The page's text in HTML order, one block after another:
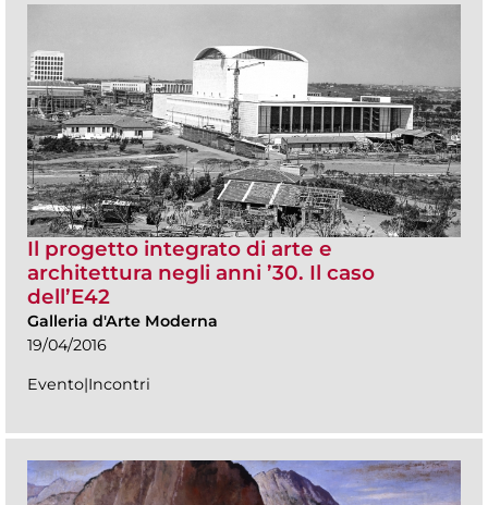
Il progetto integrato di arte e
architettura negli anni ’30. Il caso
dell’E42
Galleria d'Arte Moderna
19/04/2016
Evento|Incontri